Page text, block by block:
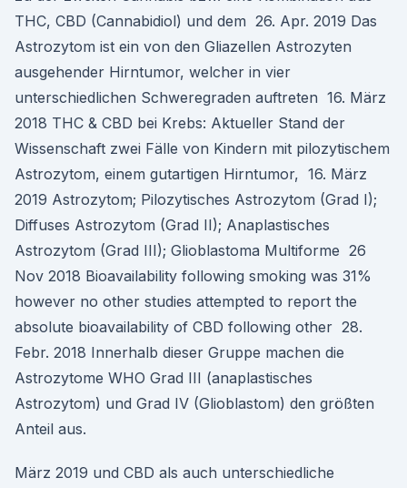
THC, CBD (Cannabidiol) und dem 26. Apr. 2019 Das
Astrozytom ist ein von den Gliazellen Astrozyten
ausgehender Hirntumor, welcher in vier
unterschiedlichen Schweregraden auftreten 16. März
2018 THC & CBD bei Krebs: Aktueller Stand der
Wissenschaft zwei Fälle von Kindern mit pilozytischem
Astrozytom, einem gutartigen Hirntumor, 16. März
2019 Astrozytom; Pilozytisches Astrozytom (Grad I);
Diffuses Astrozytom (Grad II); Anaplastisches
Astrozytom (Grad III); Glioblastoma Multiforme 26
Nov 2018 Bioavailability following smoking was 31%
however no other studies attempted to report the
absolute bioavailability of CBD following other 28.
Febr. 2018 Innerhalb dieser Gruppe machen die
Astrozytome WHO Grad III (anaplastisches
Astrozytom) und Grad IV (Glioblastom) den größten
Anteil aus.
März 2019 und CBD als auch unterschiedliche